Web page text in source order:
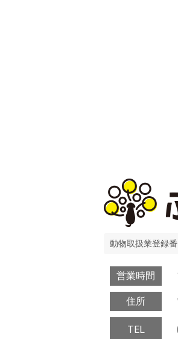
動物取扱業登録
営業時間
住所
TEL